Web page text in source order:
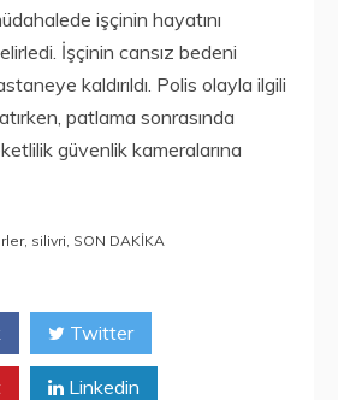
işçinin hayatını
İşçinin cansız bedeni
kaldırıldı. Polis olayla ilgili
patlama sonrasında
güvenlik kameralarına
, silivri, SON DAKİKA
Twitter
Linkedin